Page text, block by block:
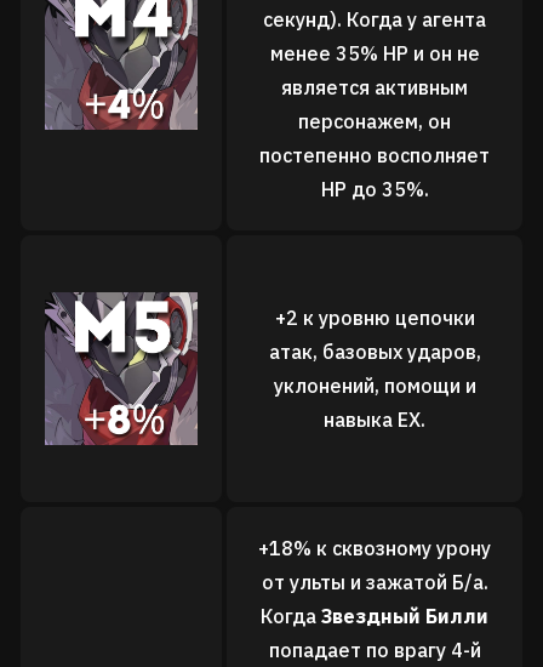
секунд). Когда у агента
менее 35% НР и он не
является активным
персонажем, он
постепенно восполняет
НР до 35%.
+2 к уровню цепочки
атак, базовых ударов,
уклонений, помощи и
навыка EX.
+18% к сквозному урону
от ульты и зажатой Б/а.
Когда Звездный Билли
попадает по врагу 4-й